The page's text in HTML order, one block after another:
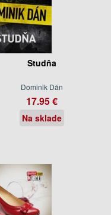
Studňa
Dominik Dán
17.95 €
Na sklade